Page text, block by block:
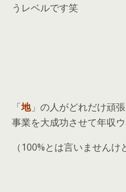
うレベルです笑
「地」の人がどれだけ頑
事業を大成功させて年収
（100%とは言いませんけ